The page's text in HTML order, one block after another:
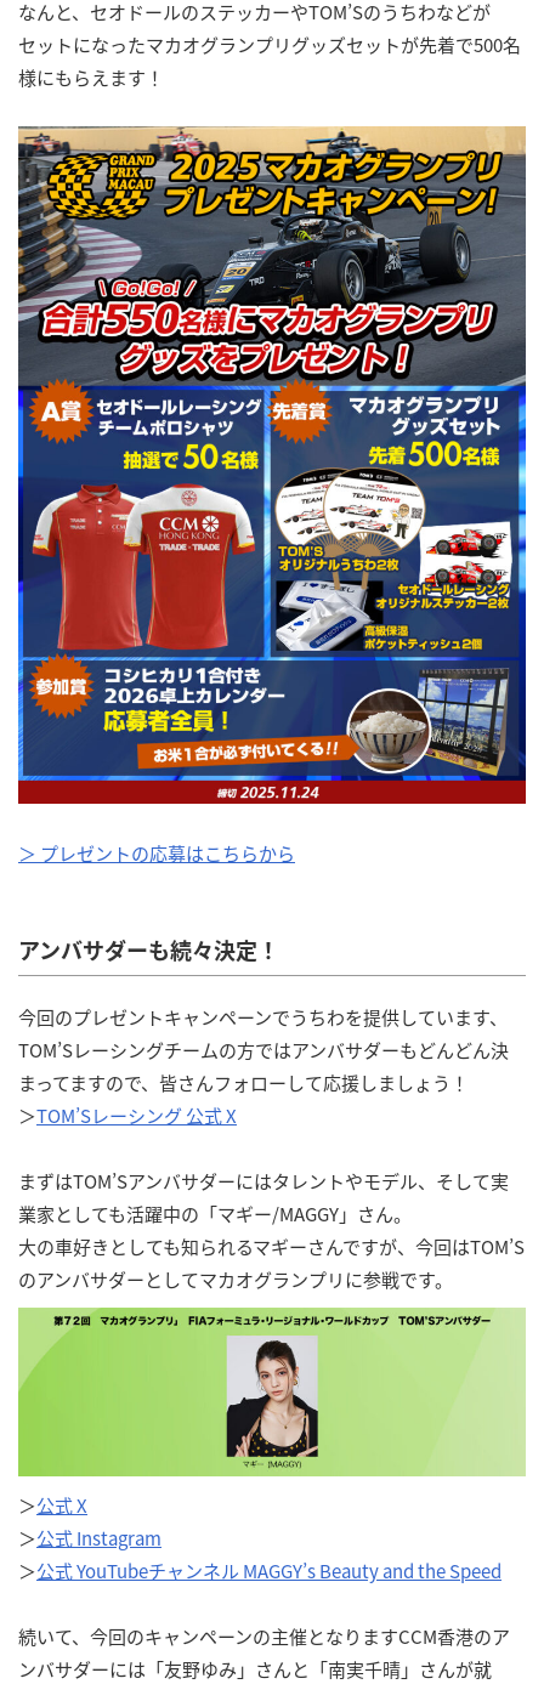
なんと、セオドールのステッカーやTOM’Sのうちわなどが
セットになったマカオグランプリグッズセットが先着で500名
様にもらえます！
＞ プレゼントの応募はこちらから
アンバサダーも続々決定！
今回のプレゼントキャンペーンでうちわを提供しています、
TOM’Sレーシングチームの方ではアンバサダーもどんどん決
まってますので、皆さんフォローして応援しましょう！
＞TOM’Sレーシング 公式 X
まずはTOM’Sアンバサダーにはタレントやモデル、そして実
業家としても活躍中の「マギー/MAGGY」さん。
大の車好きとしても知られるマギーさんですが、今回はTOM’S
のアンバサダーとしてマカオグランプリに参戦です。
＞公式 X
＞公式 Instagram
＞公式 YouTubeチャンネル MAGGY’s Beauty and the Speed
続いて、今回のキャンペーンの主催となりますCCM香港のア
ンバサダーには「友野ゆみ」さんと「南実千晴」さんが就